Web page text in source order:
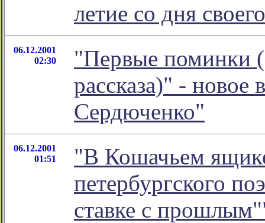
летие со дня
06.12.2001
02:30
"Первые поминки
рассказа)" -
Сердюченко"
06.12.2001
01:51
"В Кошачьем
петербургского
ставке с